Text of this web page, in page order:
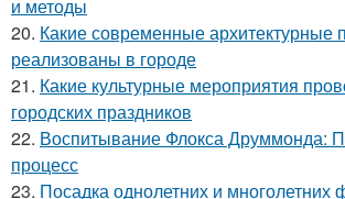
и методы
20. Какие современные архитектурные
реализованы в городе
21. Какие культурные мероприятия
городских праздников
22. Воспитывание Флокса Друммонда:
процесс
23. Посадка однолетних и многолетних